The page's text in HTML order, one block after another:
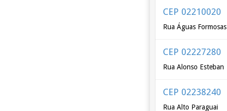
CEP 02210020
Rua Águas Formosas
CEP 02227280
Rua Alonso Esteban
CEP 02238240
Rua Alto Paraguai